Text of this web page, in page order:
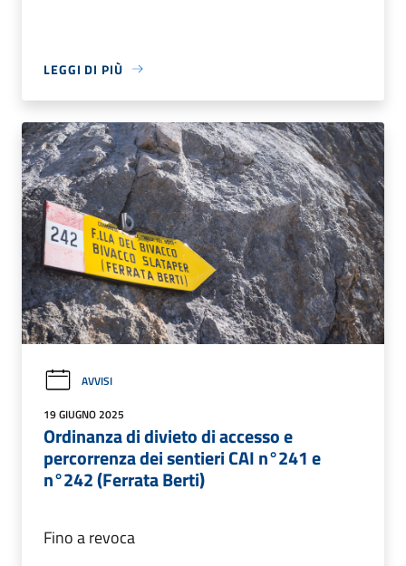
LEGGI DI PIÙ
AVVISI
19 GIUGNO 2025
Ordinanza di divieto di accesso e
percorrenza dei sentieri CAI n°241 e
n°242 (Ferrata Berti)
Fino a revoca